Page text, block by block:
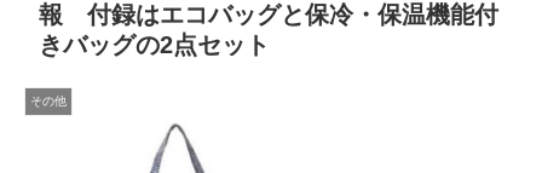
報 付録はエコバッグと保冷・保温機能付
きバッグの2点セット
その他